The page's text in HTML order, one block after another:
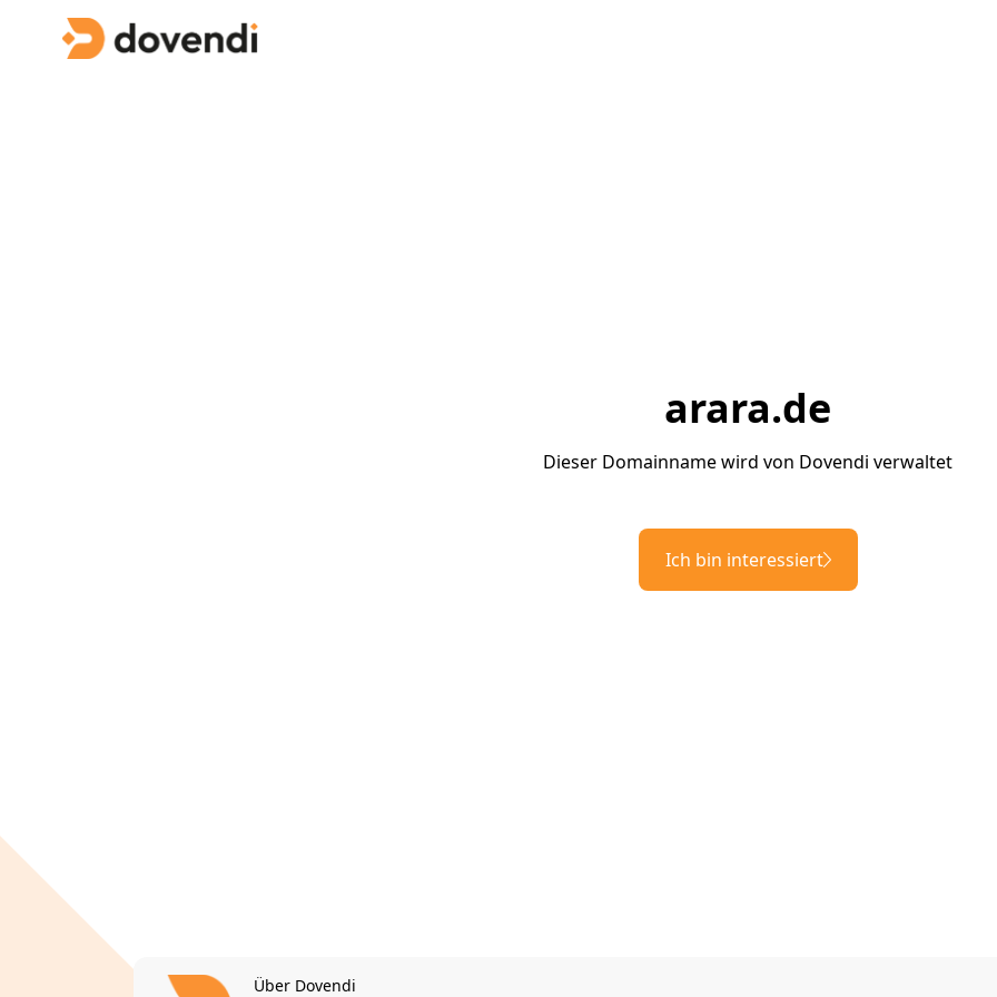
arara.de
Dieser Domainname wird von Dovendi verwaltet
Ich bin interessiert
Über Dovendi